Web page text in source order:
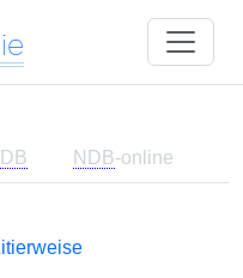
NDB-online